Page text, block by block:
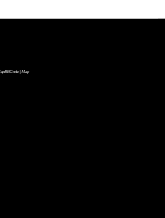
| Map